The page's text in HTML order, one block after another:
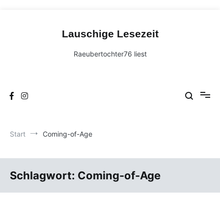
Lauschige Lesezeit
Raeubertochter76 liest
Start Coming-of-Age
Schlagwort: Coming-of-Age